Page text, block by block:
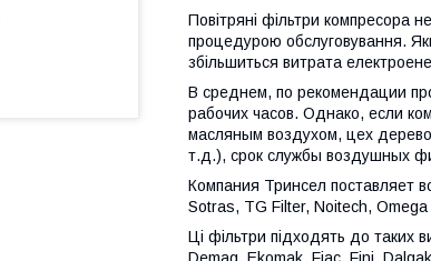
Повітряні фільтри компресора
процедурою обслуговування.
збільшиться витрата
В среднем, по рекомендации
рабочих часов. Однако, если
масляным воздухом, цех
т.д.), срок службы воздушных
Компания Тринсел поставляет
Sotras, TG Filter, Noitech, Omega
Ці фільтри підходять до таких
Demag, Ekomak, Fiac, Fini,